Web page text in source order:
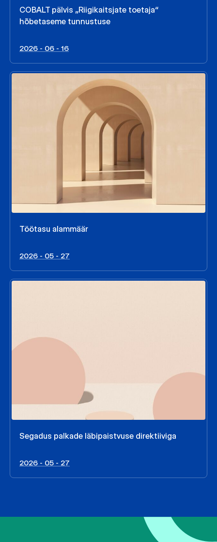
COBALT pälvis „Riigikaitsjate toetaja“
hõbetaseme tunnustuse
2026 - 06 - 16
Töötasu alammäär
2026 - 05 - 27
Segadus palkade läbipaistvuse direktiiviga
2026 - 05 - 27